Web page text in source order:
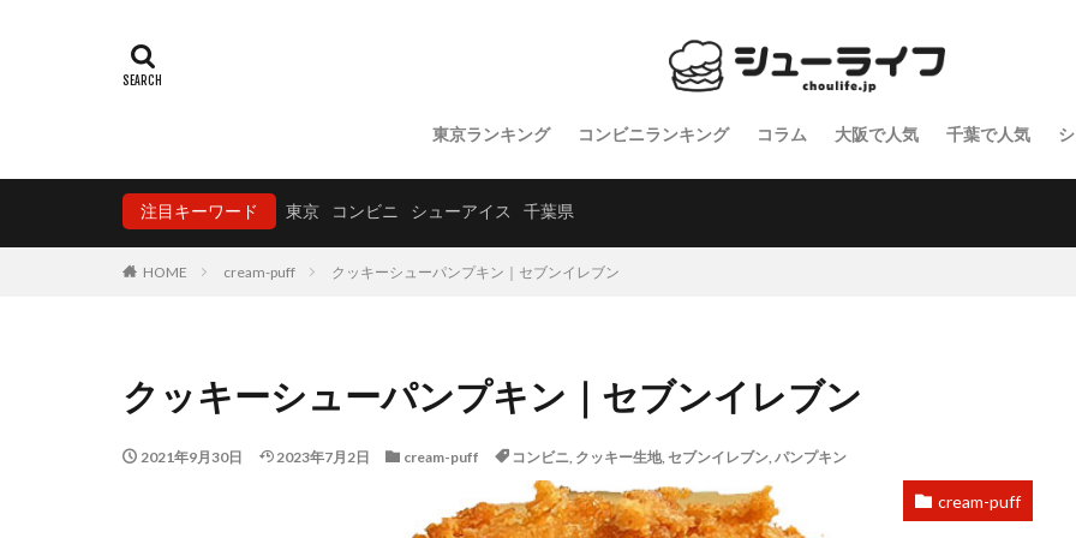
東京ランキング コンビニランキング コラム 大阪で人気 千葉で人気
注目キーワード 東京 コンビニ シューアイス 千葉県
HOME cream-puff クッキーシューパンプキン｜セブンイレブン
クッキーシューパンプキン｜セブンイレブン
2021年9月30日 2023年7月2日 cream-puff コンビニ, クッキー生地, セブンイレブン, パンプキン
cream-puff